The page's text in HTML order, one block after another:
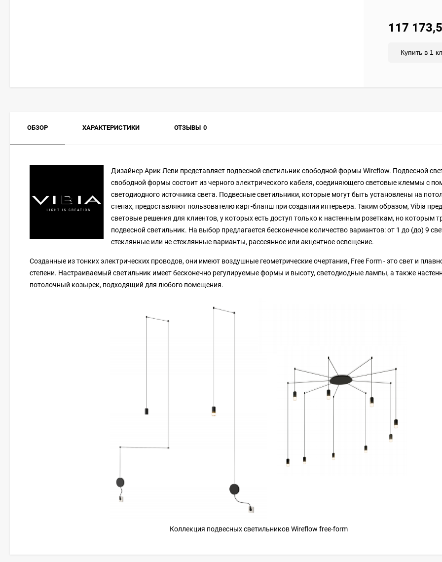
117
Купить в 1
ОБЗОР ХАРАКТЕРИСТИКИ ОТЗЫВЫ 0
Дизайнер Арик Леви представляет подвесной светильник свободной формы Wireflow. Подвесной
свободной формы состоит из черного электрического кабеля, соединяющего световые клеммы с
светодиодного источника света. Подвесные светильники, которые могут быть установлены на
стенах, предоставляют пользователю карт-бланш при создании интерьера. Таким образом, Vibia
световые решения для клиентов, у которых есть доступ только к настенным розеткам, но которым
подвесной светильник. На выбор предлагается бесконечное количество вариантов: от 1 до (до) 9
стеклянные или не стеклянные варианты, рассеянное или акцентное освещение.
Созданные из тонких электрических проводов, они имеют воздушные геометрические очертания, Free Form - это свет и
степени. Настраиваемый светильник имеет бесконечно регулируемые формы и высоту, светодиодные лампы, а также
потолочный козырек, подходящий для любого помещения.
Коллекция подвесных светильников Wireflow free-form